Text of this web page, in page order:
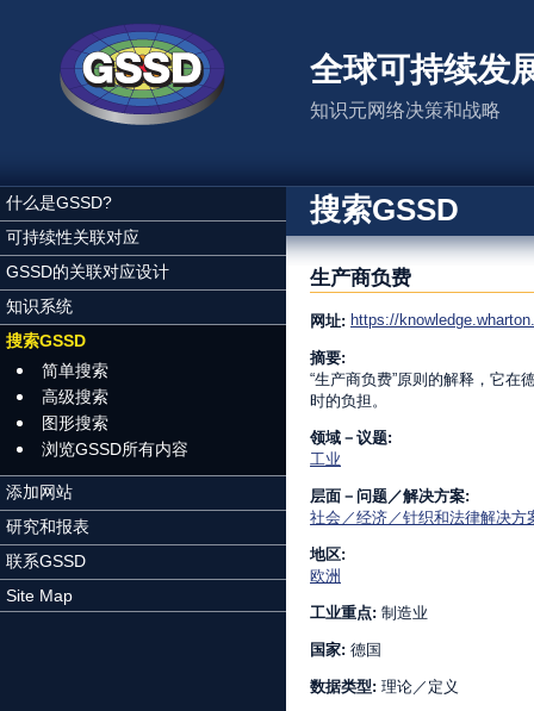
全球可持续发
知识元网络决策和战略
什么是GSSD?
可持续性关联对应
GSSD的关联对应设计
知识系统
搜索GSSD
简单搜索
高级搜索
图形搜索
浏览GSSD所有内容
添加网站
研究和报表
联系GSSD
Site Map
搜索GSSD
生产商负费
网址: https://
摘要:
“生产商负费”原则的解释，它
时的负担。
领域－议题:
工业
层面－问题／解决方案:
社会／经济／针织和法律解决方
地区:
欧洲
工业重点: 制造业
国家: 德国
数据类型: 理论／定义